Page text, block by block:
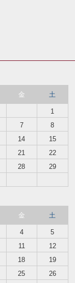
金 土
1
7
8
14
15
21
22
28
29
金 土
4
5
11
12
18
19
25 26